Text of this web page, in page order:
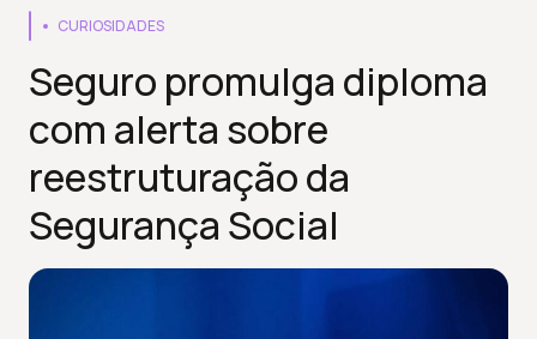
CURIOSIDADES
Seguro promulga diploma
com alerta sobre
reestruturação da
Segurança Social